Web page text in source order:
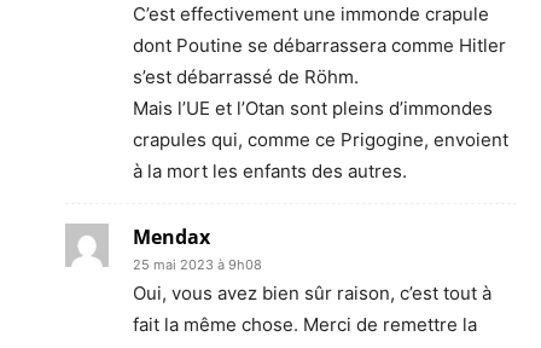
C’est effectivement une immonde crapule
dont Poutine se débarrassera comme Hitler
s’est débarrassé de Röhm.
Mais l’UE et l’Otan sont pleins d’immondes
crapules qui, comme ce Prigogine, envoient
à la mort les enfants des autres.
Mendax
25 mai 2023 à 9h08
Oui, vous avez bien sûr raison, c’est tout à
fait la même chose. Merci de remettre la